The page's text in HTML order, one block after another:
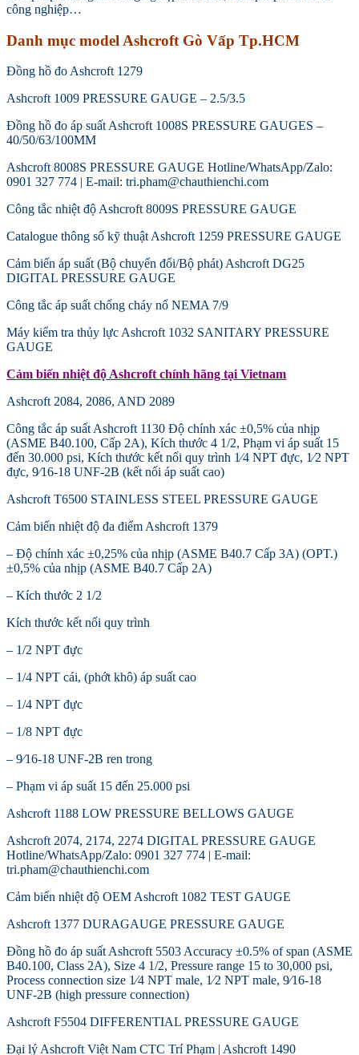
công nghiệp…
Danh mục model Ashcroft Gò Vấp Tp.HCM
Đồng hồ đo Ashcroft 1279
Ashcroft 1009 PRESSURE GAUGE – 2.5/3.5
Đồng hồ đo áp suất Ashcroft 1008S PRESSURE GAUGES –
40/50/63/100MM
Ashcroft 8008S PRESSURE GAUGE Hotline/WhatsApp/Zalo:
0901 327 774 | E-mail: tri.pham@chauthienchi.com
Công tắc nhiệt độ Ashcroft 8009S PRESSURE GAUGE
Catalogue thông số kỹ thuật Ashcroft 1259 PRESSURE GAUGE
Cảm biến áp suất (Bộ chuyển đổi/Bộ phát) Ashcroft DG25
DIGITAL PRESSURE GAUGE
Công tắc áp suất chống cháy nổ NEMA 7/9
Máy kiểm tra thủy lực Ashcroft 1032 SANITARY PRESSURE
GAUGE
Cảm biến nhiệt độ Ashcroft chính hãng tại Vietnam
Ashcroft 2084, 2086, AND 2089
Công tắc áp suất Ashcroft 1130 Độ chính xác ±0,5% của nhịp
(ASME B40.100, Cấp 2A), Kích thước 4 1/2, Phạm vi áp suất 15
đến 30.000 psi, Kích thước kết nối quy trình 1⁄4 NPT đực, 1⁄2 NPT
đực, 9⁄16-18 UNF-2B (kết nối áp suất cao)
Ashcroft T6500 STAINLESS STEEL PRESSURE GAUGE
Cảm biến nhiệt độ đa điểm Ashcroft 1379
– Độ chính xác ±0,25% của nhịp (ASME B40.7 Cấp 3A) (OPT.)
±0,5% của nhịp (ASME B40.7 Cấp 2A)
– Kích thước 2 1/2
Kích thước kết nối quy trình
– 1/2 NPT đực
– 1/4 NPT cái, (phớt khô) áp suất cao
– 1/4 NPT đực
– 1/8 NPT đực
– 9⁄16-18 UNF-2B ren trong
– Phạm vi áp suất 15 đến 25.000 psi
Ashcroft 1188 LOW PRESSURE BELLOWS GAUGE
Ashcroft 2074, 2174, 2274 DIGITAL PRESSURE GAUGE
Hotline/WhatsApp/Zalo: 0901 327 774 | E-mail:
tri.pham@chauthienchi.com
Cảm biến nhiệt độ OEM Ashcroft 1082 TEST GAUGE
Ashcroft 1377 DURAGAUGE PRESSURE GAUGE
Đồng hồ đo áp suất Ashcroft 5503 Accuracy ±0.5% of span (ASME
B40.100, Class 2A), Size 4 1/2, Pressure range 15 to 30,000 psi,
Process connection size 1⁄4 NPT male, 1⁄2 NPT male, 9⁄16-18
UNF-2B (high pressure connection)
Ashcroft F5504 DIFFERENTIAL PRESSURE GAUGE
Đại lý Ashcroft Việt Nam CTC Trí Phạm | Ashcroft 1490